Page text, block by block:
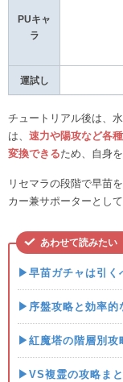
PUキャ
ラ
運試し
チュートリアル後は、
は、 速力や陽攻など各
変換できるため、自身
リセマラの段階で早苗
カー兼サポーターとして
あわせて読みたい
▶早苗ガチャは引く
▶序盤攻略と効率的
▶紅魔塔の階層別攻
▶VS複霊の攻略ま